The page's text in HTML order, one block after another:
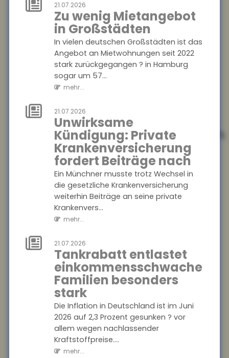
21.07.2026
Zu wenig Mietangebot
in Großstädten
In vielen deutschen Großstädten ist das
Angebot an Mietwohnungen seit 2022
stark zurückgegangen ? in Hamburg
sogar um 57...
mehr...
21.07.2026
Unwirksame
Kündigung: Private
Krankenversicherung
fordert Beiträge nach
Ein Münchner musste trotz Wechsel in
die gesetzliche Krankenversicherung
weiterhin Beiträge an seine private
Krankenvers...
mehr...
21.07.2026
Tankrabatt entlastet
einkommensschwache
Familien besonders
stark
Die Inflation in Deutschland ist im Juni
2026 auf 2,3 Prozent gesunken ? vor
allem wegen nachlassender
Kraftstoffpreise....
mehr...
25.07.2026
Mehrheit der
Azubis zufrieden
90 Prozent der befragten
Auszubildenden sind mit
ihrem Job zufrieden. Das
ergab eine aktuelle Studie der
Bertelsmann S...
25.07.2026
Informationsaustausch
über
Finanzkonten
Der internationale
Informationsaustausch über
Finanzkonten soll
ausgeweitet werden. Dazu
hat die Bundesregierung
mehr...
25.07.2026
Prioritäten beim
Versicherungsschutz
setzen und
regelmäßig
prüfen
Ein Privathaushalt gibt im
Schnitt 1.788 Euro pro Jahr für